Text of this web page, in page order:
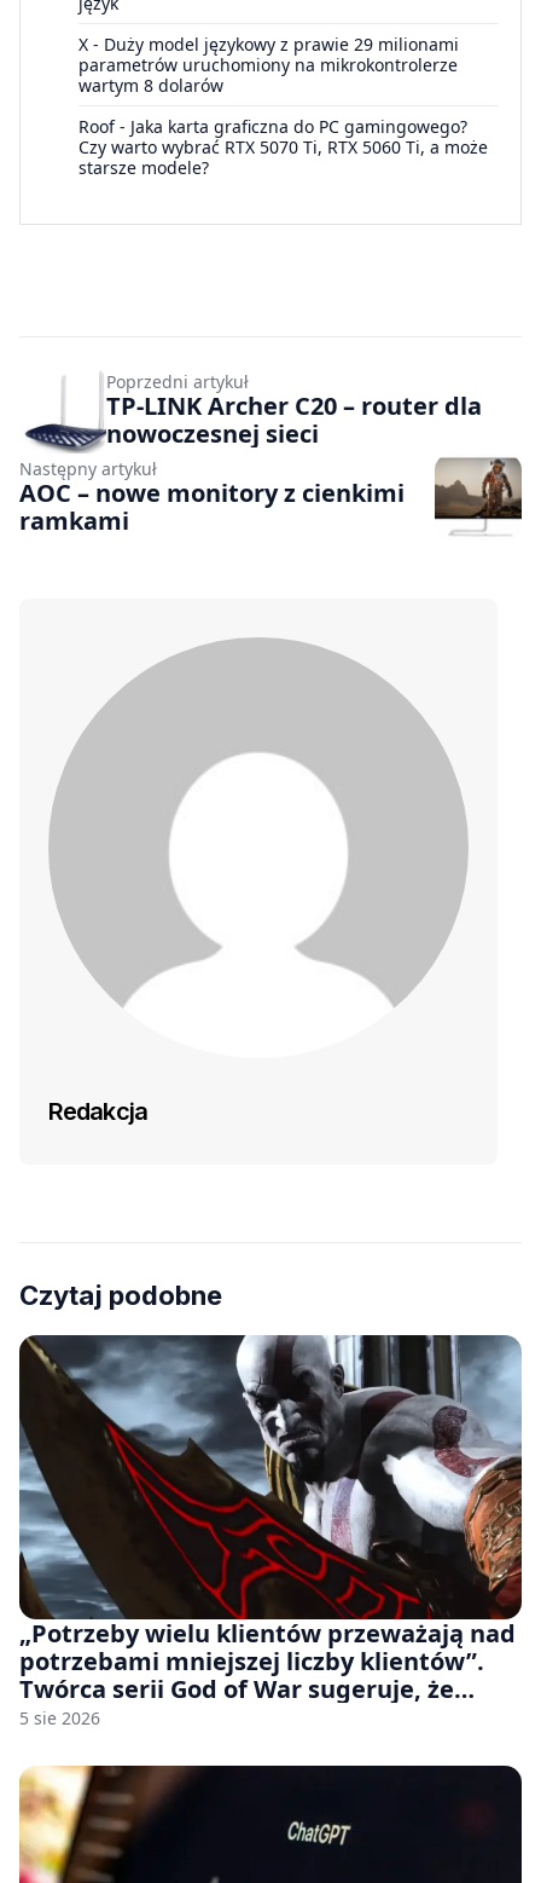
X - Duży model językowy z prawie 29 milionami
parametrów uruchomiony na mikrokontrolerze
wartym 8 dolarów
Roof- Jaka karta graficzna do PC gamingowego?
Czy warto wybrać RTX 5070 Ti, RTX 5060 Ti, a może
starsze modele?
Poprzedni artykuł
TP-LINK Archer C20 – router dla
nowoczesnej sieci
Następny artykuł
AOC – nowe monitory z cienkimi
ramkami
Redakcja
Czytaj podobne
„Potrzeby wielu klientów przeważają nad
potrzebami mniejszej liczby klientów”.
Twórca serii God of War sugeruje, że
rozumie, dlaczego Sony rezygnuje z gier
5 sie 2026